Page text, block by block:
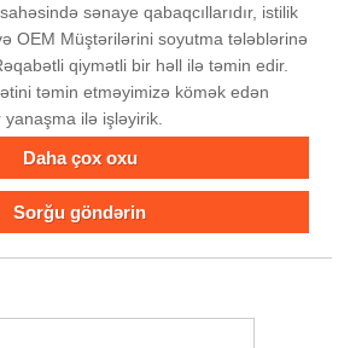
sənaye qabaqcıllarıdır, istilik
OEM Müştərilərini soyutma tələblərinə
qiymətli bir həll ilə təmin edir.
təmin etməyimizə kömək edən
ilə işləyirik.
Daha çox oxu
Sorğu göndərin